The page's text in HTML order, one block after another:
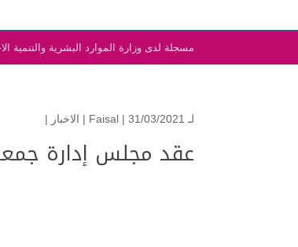
مسجلة لدى وزارة الموارد البشرية والتنمية
لـ Faisal | 31/03/2021 | الاخبار |
عقد مجلس إدارة